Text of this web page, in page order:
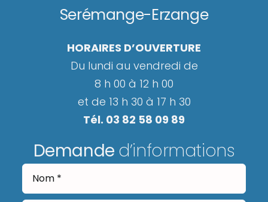
Serémange-Erzange
HORAIRES D’OUVERTURE
Du lundi au vendredi de
8 h 00 à 12 h 00
et de 13 h 30 à 17 h 30
Tél. 03 82 58 09 89
Demande d’informations